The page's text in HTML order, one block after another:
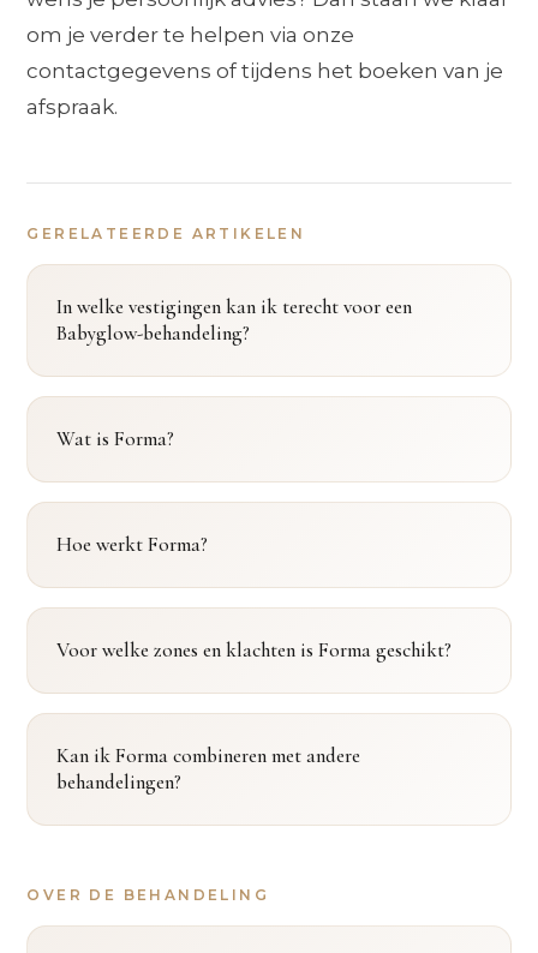
om je verder te helpen via onze
contactgegevens of tijdens het boeken van je
afspraak.
GERELATEERDE ARTIKELEN
In welke vestigingen kan ik terecht voor een
Babyglow-behandeling?
Wat is Forma?
Hoe werkt Forma?
Voor welke zones en klachten is Forma geschikt?
Kan ik Forma combineren met andere
behandelingen?
OVER DE BEHANDELING